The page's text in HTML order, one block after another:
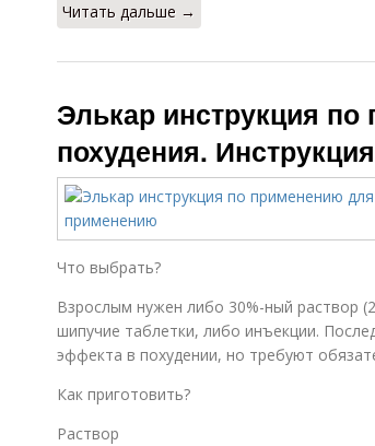
Читать дальше →
Элькар инструкция
похудения.
Что выбрать?
Взрослым нужен либо 30%-ный раствор
шипучие таблетки, либо инъекции.
эффекта в похудении, но требуют
Как приготовить?
Раствор